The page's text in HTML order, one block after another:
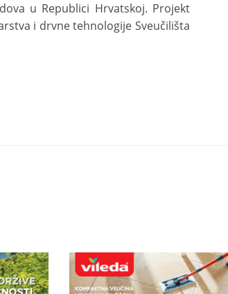
u Republici Hrvatskoj. Projekt
i drvne tehnologije Sveučilišta